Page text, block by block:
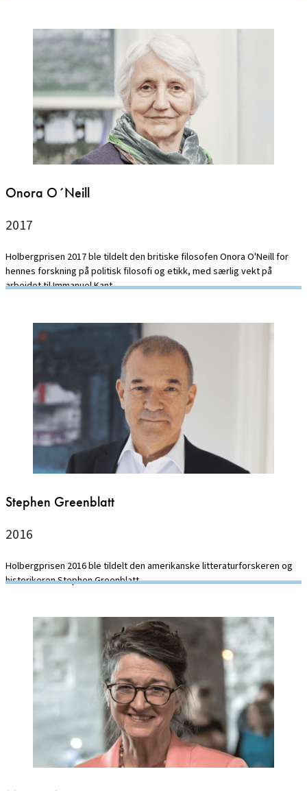
Onora O´Neill
2017
Holbergprisen 2017 ble tildelt den britiske filosofen Onora O'Neill for
hennes forskning på politisk filosofi og etikk, med særlig vekt på
arbeidet til Immanuel Kant.
Stephen Greenblatt
2016
Holbergprisen 2016 ble tildelt den amerikanske litteraturforskeren og
historikeren Stephen Greenblatt.